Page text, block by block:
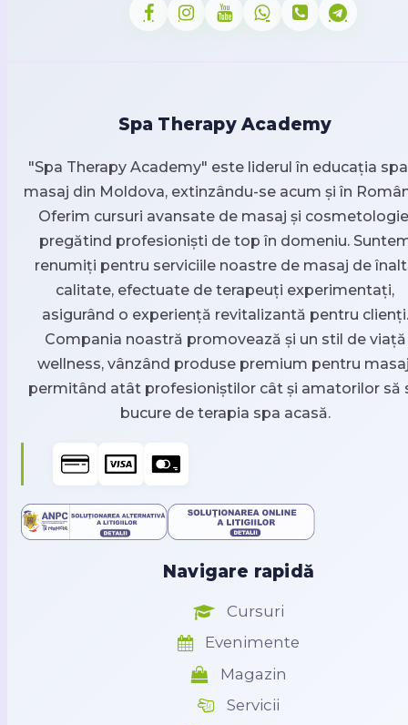
Spa Therapy Academy
"Spa Therapy Academy" este liderul în educația
masaj din Moldova, extinzându-se acum și în
Oferim cursuri avansate de masaj și
pregătind profesioniști de top în domeniu.
renumiți pentru serviciile noastre de masaj de
calitate, efectuate de terapeuți experimentați,
asigurând o experiență revitalizantă pentru clienți.
Compania noastră promovează și un stil de viață
wellness, vânzând produse premium pentru
permitând atât profesioniștilor cât și amatorilor să
bucure de terapia spa acasă.
Navigare rapidă
Cursuri
Evenimente
Magazin
Servicii